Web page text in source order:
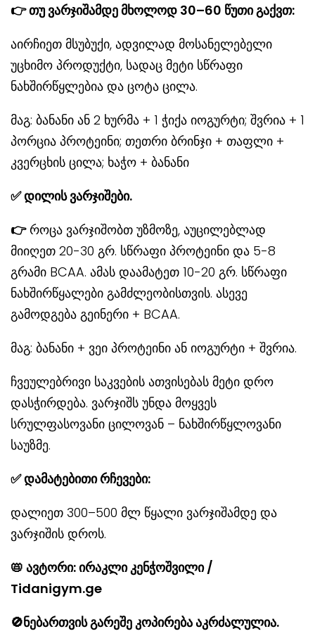
👉თუ ვარჯიშამდე მხოლოდ 30–60 წუთი გაქვთ:
აირჩიეთ მსუბუქი, ადვილად მოსანელებელი
უცხიმო პროდუქტი, სადაც მეტი სწრაფი
ნახშირწყლებია და ცოტა ცილა.
მაგ: ბანანი ან 2 ხურმა + 1 ჭიქა იოგურტი; შვრია + 1
პორცია პროტეინი; თეთრი ბრინჯი + თაფლი +
კვერცხის ცილა; ხაჭო + ბანანი
✅დილის ვარჯიშები.
👉როცა ვარჯიშობთ უზმოზე, აუცილებლად
მიიღეთ 20-30 გრ. სწრაფი პროტეინი და 5-8
გრამი BCAA. ამას დაამატეთ 10-20 გრ. სწრაფი
ნახშირწყალები გამძლეობისთვის. ასევე
გამოდგება გეინერი + BCAA.
მაგ: ბანანი + ვეი პროტეინი ან იოგურტი + შვრია.
ჩვეულებრივი საკვების ათვისებას მეტი დრო
დასჭირდება. ვარჯიშს უნდა მოყვეს
სრულფასოვანი ცილოვან – ნახშირწყლოვანი
საუზმე.
✅დამატებითი რჩევები:
დალიეთ 300–500 მლ წყალი ვარჯიშამდე და
ვარჯიშის დროს.
📛 ავტორი: ირაკლი კენჭოშვილი /
Tidanigym.ge
🚫ნებართვის გარეშე კოპირება აკრძალულია.